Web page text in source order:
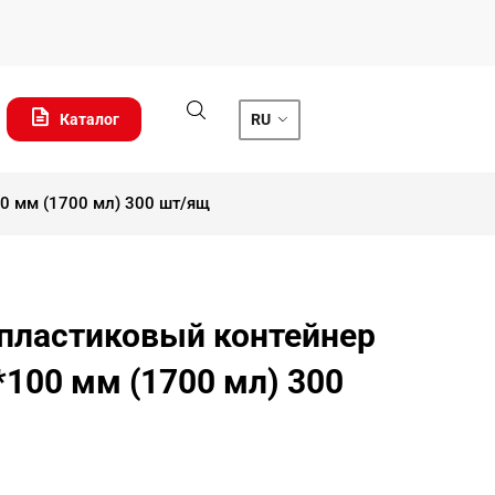
Каталог RU
мм (1700 мл) 300 шт/ящ
контейнер
мм (1700 мл) 300